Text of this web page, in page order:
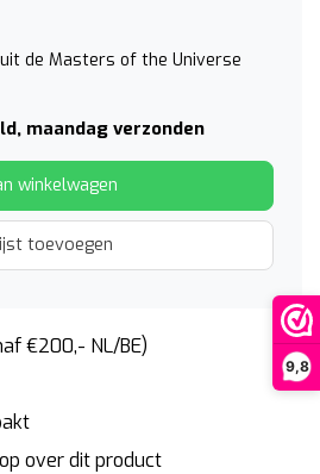
9,8
de Masters of the Universe
maandag verzonden
winkelwagen
toevoegen
€200,- NL/BE)
over dit product